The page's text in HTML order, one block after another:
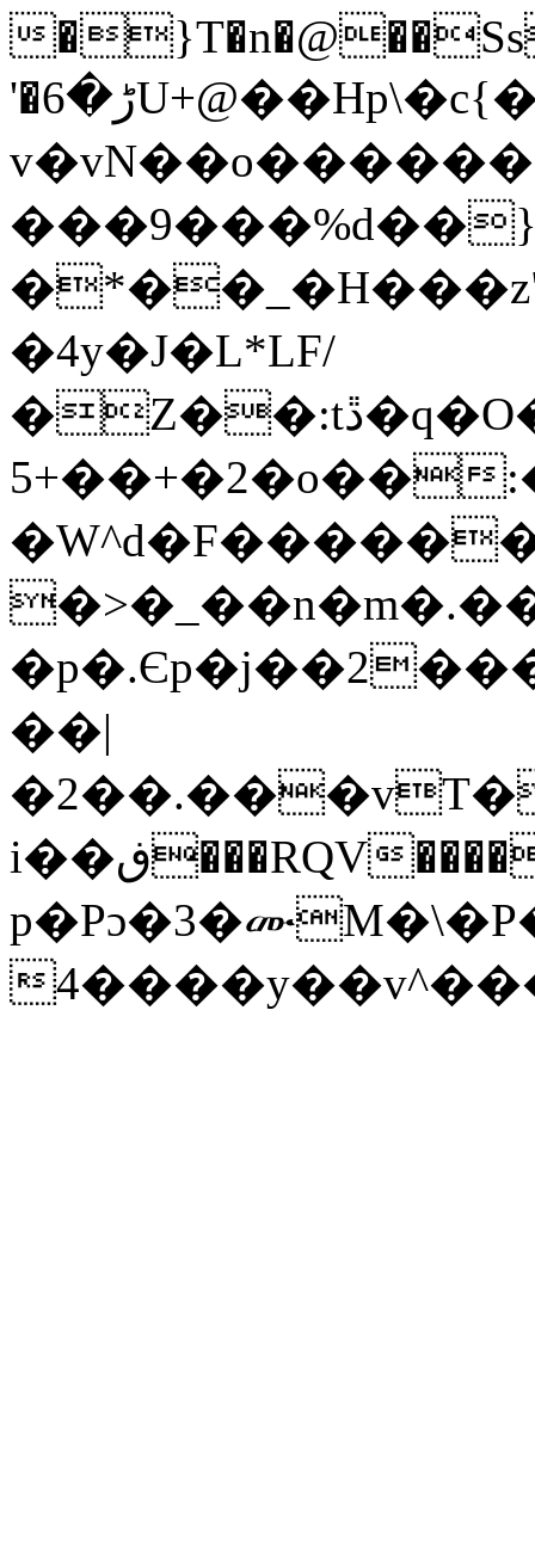
'�ڑ�6U+@��Hp\�c{�z��n��xN�����xƍ
�4y�J�L*LF/
�Z��:tڐ�q�O���O�go��`�mO�_w��^�M�o-
5+��+�2�o��
��|
i��ڧ���RQV����0������+�<��E�dZ���u����f.%,԰D�> ?